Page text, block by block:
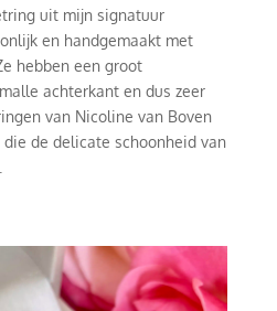
uit mijn signatuur
en handgemaakt met
hebben een groot
achterkant en dus zeer
van Nicoline van Boven
de delicate schoonheid van